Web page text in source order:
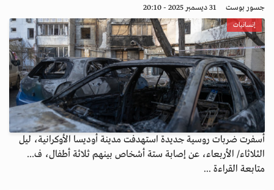
جسور بوست 31 ديسمبر 2025 - 20:10
إنسانيات
أسفرت ضربات روسية جديدة استهدفت مدينة أوديسا الأوكرانية، ليل
الثلاثاء/ الأربعاء، عن إصابة ستة أشخاص بينهم ثلاثة أطفال، ف...
متابعة القراءة ...